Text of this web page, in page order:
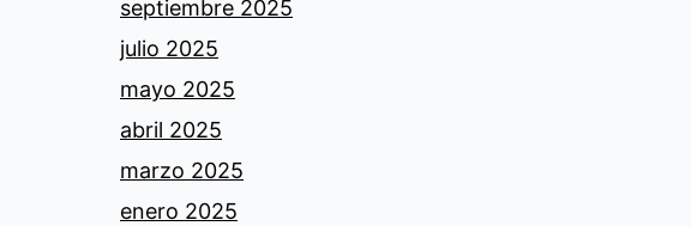
septiembre 2025
julio 2025
mayo 2025
abril 2025
marzo 2025
enero 2025